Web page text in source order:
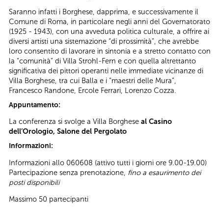
Saranno infatti i Borghese, dapprima, e successivamente il
Comune di Roma, in particolare negli anni del Governatorato
(1925 - 1943), con una avveduta politica culturale, a offrire ai
diversi artisti una sistemazione “di prossimità”, che avrebbe
loro consentito di lavorare in sintonia e a stretto contatto con
la “comunità” di Villa Strohl-Fern e con quella altrettanto
significativa dei pittori operanti nelle immediate vicinanze di
Villa Borghese, tra cui Balla e i “maestri delle Mura”,
Francesco Randone, Ercole Ferrari, Lorenzo Cozza.
Appuntamento:
La conferenza si svolge a Villa Borghese al Casino
dell’Orologio, Salone del Pergolato
Informazioni:
Informazioni allo 060608 (attivo tutti i giorni ore 9.00-19.00)
Partecipazione senza prenotazione, fino a esaurimento dei
posti disponibili
Massimo 50 partecipanti